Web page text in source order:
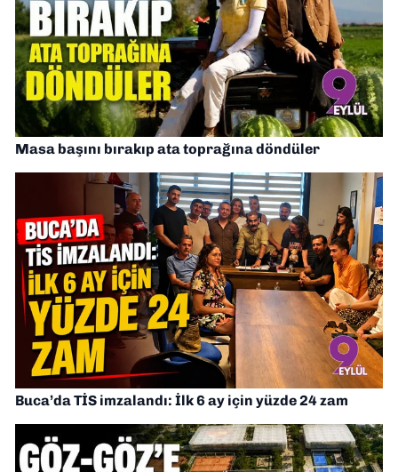
Masa başını bırakıp ata toprağına döndüler
Buca’da TİS imzalandı: İlk 6 ay için yüzde 24 zam